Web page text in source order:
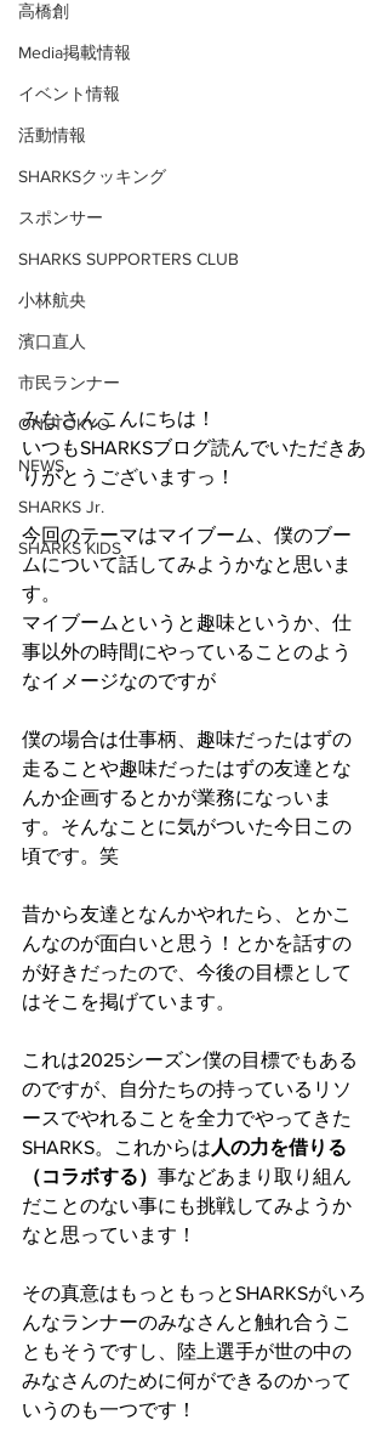
高橋創
Media掲載情報
イベント情報
活動情報
SHARKSクッキング
スポンサー
SHARKS SUPPORTERS CLUB
小林航央
濱口直人
市民ランナー
ONETOKYO
NEWS
SHARKS Jr.
SHARKS KIDS
みなさんこんにちは！
いつもSHARKSブログ読んでいただきあ
りがとうございますっ！
今回のテーマはマイブーム、僕のブー
ムについて話してみようかなと思いま
す。
マイブームというと趣味というか、仕
事以外の時間にやっていることのよう
なイメージなのですが
僕の場合は仕事柄、趣味だったはずの
走ることや趣味だったはずの友達とな
んか企画するとかが業務になっいま
す。そんなことに気がついた今日この
頃です。笑
昔から友達となんかやれたら、とかこ
んなのが面白いと思う！とかを話すの
が好きだったので、今後の目標として
はそこを掲げています。
これは2025シーズン僕の目標でもある
のですが、自分たちの持っているリソ
ースでやれることを全力でやってきた
SHARKS。これからは 人の力を借りる
（コラボする） 事などあまり取り組ん
だことのない事にも挑戦してみようか
なと思っています！
その真意はもっともっとSHARKSがいろ
んなランナーのみなさんと触れ合うこ
ともそうですし、陸上選手が世の中の
みなさんのために何ができるのかって
いうのも一つです！